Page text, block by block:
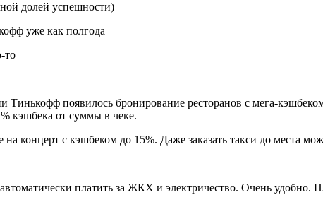
долей успешности)
уже как полгода
то
появилось бронирование ресторанов с мега-
кэшбека от суммы в чеке.
концерт с кэшбеком до 15%. Даже заказать такси до места
платить за ЖКХ и электричество. Очень удобно.